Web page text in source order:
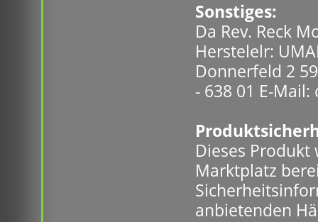
Sonstiges:
Da Rev. Reck
Herstelelr:
Donnerfeld 2
- 638 01 E-
Dieses Produkt
Marktplatz
anbietenden